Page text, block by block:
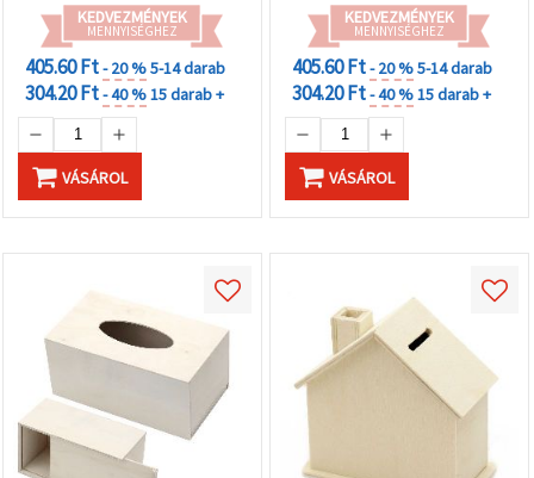
KEDVEZMÉNYEK
MENNYISÉGHEZ
405.60 Ft- 20 %5-14 darab
304.20 Ft- 40 %15 darab +
VÁSÁROL
KEDVEZMÉNYEK
MENNYISÉGHEZ
405.60 Ft- 20 %5-14 darab
304.20 Ft- 40 %15 darab +
VÁSÁROL